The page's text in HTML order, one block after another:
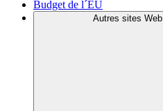
Budget de l´EU
Autres sites Web